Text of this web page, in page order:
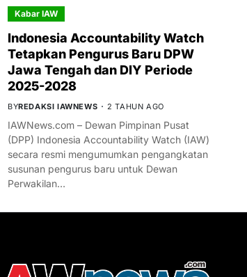
Kabar IAW
Indonesia Accountability Watch
Tetapkan Pengurus Baru DPW
Jawa Tengah dan DIY Periode
2025-2028
BYREDAKSI IAWNEWS 2 TAHUN AGO
IAWNews.com – Dewan Pimpinan Pusat
(DPP) Indonesia Accountability Watch (IAW)
secara resmi mengumumkan pengangkatan
susunan pengurus baru untuk Dewan
Perwakilan…